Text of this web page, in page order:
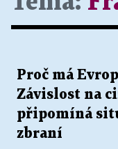
Proč má
Závislost na
připomíná
zbraní